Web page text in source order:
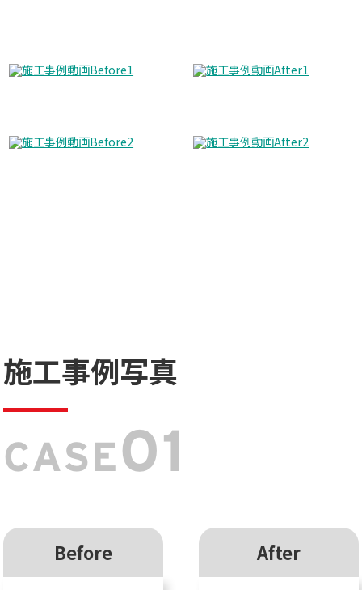
施工事例写真
CASE01
Before After